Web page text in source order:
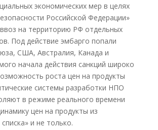
экономических мер в целях
Российской Федерации»
на территорию РФ отдельных
Под действие эмбарго попали
США, Австралия, Канада и
начала действия санкций широко
роста цен на продукты
системы разработки НПО
в режиме реального времени
цен на продукты из
и не только.